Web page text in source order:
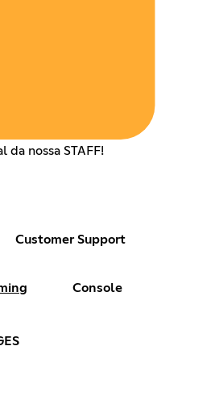
da nossa STAFF!
Customer Support
Console